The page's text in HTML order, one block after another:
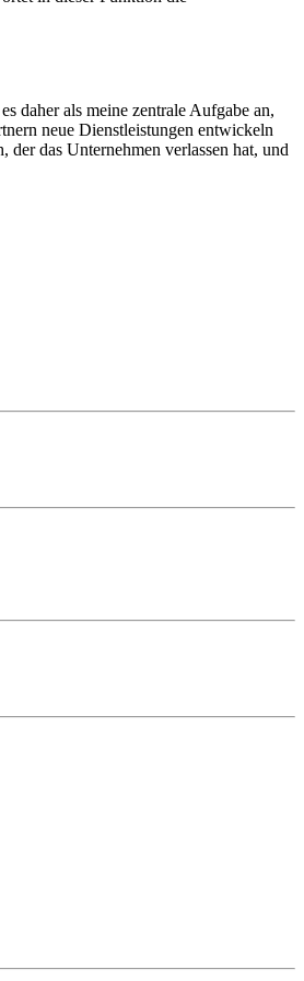
daher als meine zentrale Aufgabe an,
neue Dienstleistungen entwickeln
das Unternehmen verlassen hat, und